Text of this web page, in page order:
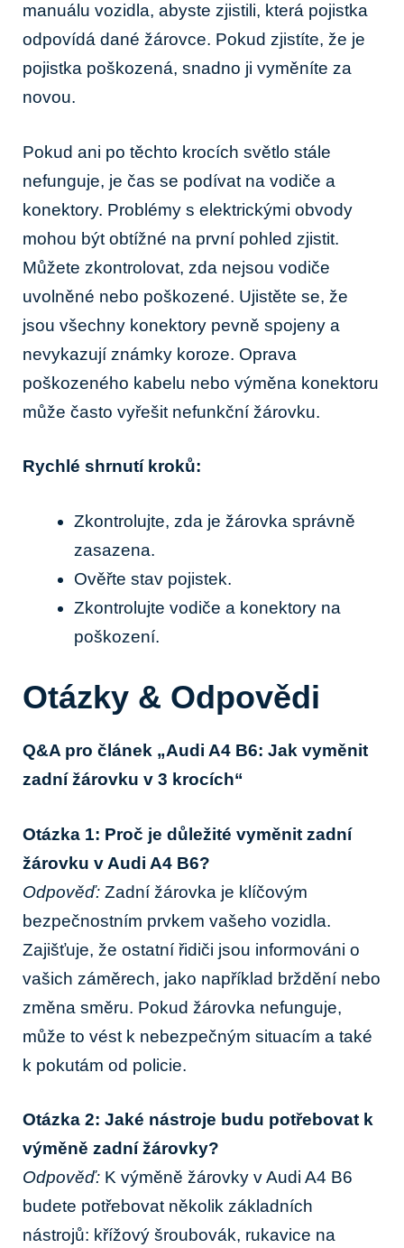
manuálu vozidla, abyste zjistili, která pojistka
odpovídá dané žárovce. Pokud zjistíte, že je
pojistka poškozená, snadno ji vyměníte za
novou.
Pokud ani po těchto krocích světlo stále
nefunguje, je čas se podívat na vodiče a
konektory. Problémy s elektrickými obvody
mohou být obtížné na první pohled zjistit.
Můžete zkontrolovat, zda nejsou vodiče
uvolněné nebo poškozené. Ujistěte se, že
jsou všechny konektory pevně spojeny a
nevykazují známky koroze. Oprava
poškozeného kabelu nebo výměna konektoru
může často vyřešit nefunkční žárovku.
Rychlé shrnutí kroků:
Zkontrolujte, zda je žárovka správně
zasazena.
Ověřte stav pojistek.
Zkontrolujte vodiče a konektory na
poškození.
Otázky & Odpovědi
Q&A pro článek „Audi A4 B6: Jak vyměnit
zadní žárovku v 3 krocích“
Otázka 1: Proč je důležité vyměnit zadní
žárovku v Audi A4 B6?
Odpověď: Zadní žárovka je klíčovým
bezpečnostním prvkem vašeho vozidla.
Zajišťuje, že ostatní řidiči jsou informováni o
vašich záměrech, jako například brždění nebo
změna směru. Pokud žárovka nefunguje,
může to vést k nebezpečným situacím a také
k pokutám od policie.
Otázka 2: Jaké nástroje budu potřebovat k
výměně zadní žárovky?
Odpověď: K výměně žárovky v Audi A4 B6
budete potřebovat několik základních
nástrojů: křížový šroubovák, rukavice na